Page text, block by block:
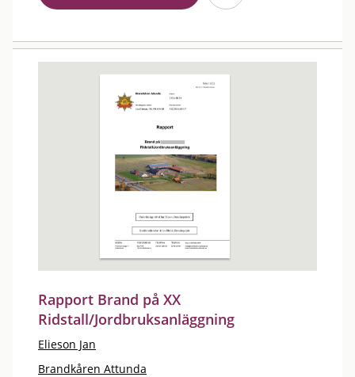
Rapport Brand på XX
Ridstall/Jordbruksanläggning
Elieson Jan
Brandkåren Attunda